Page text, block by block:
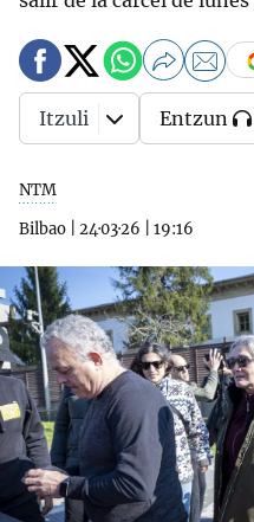
NTM
Bilbao
24·03·26 19:16
Itzuli Entzun